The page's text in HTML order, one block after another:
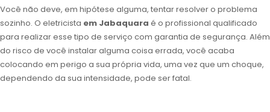
Você não deve, em hipótese alguma, tentar resolver o problema
sozinho. O eletricista em Jabaquara é o profissional qualificado
para realizar esse tipo de serviço com garantia de segurança. Além
do risco de você instalar alguma coisa errada, você acaba
colocando em perigo a sua própria vida, uma vez que um choque,
dependendo da sua intensidade, pode ser fatal.